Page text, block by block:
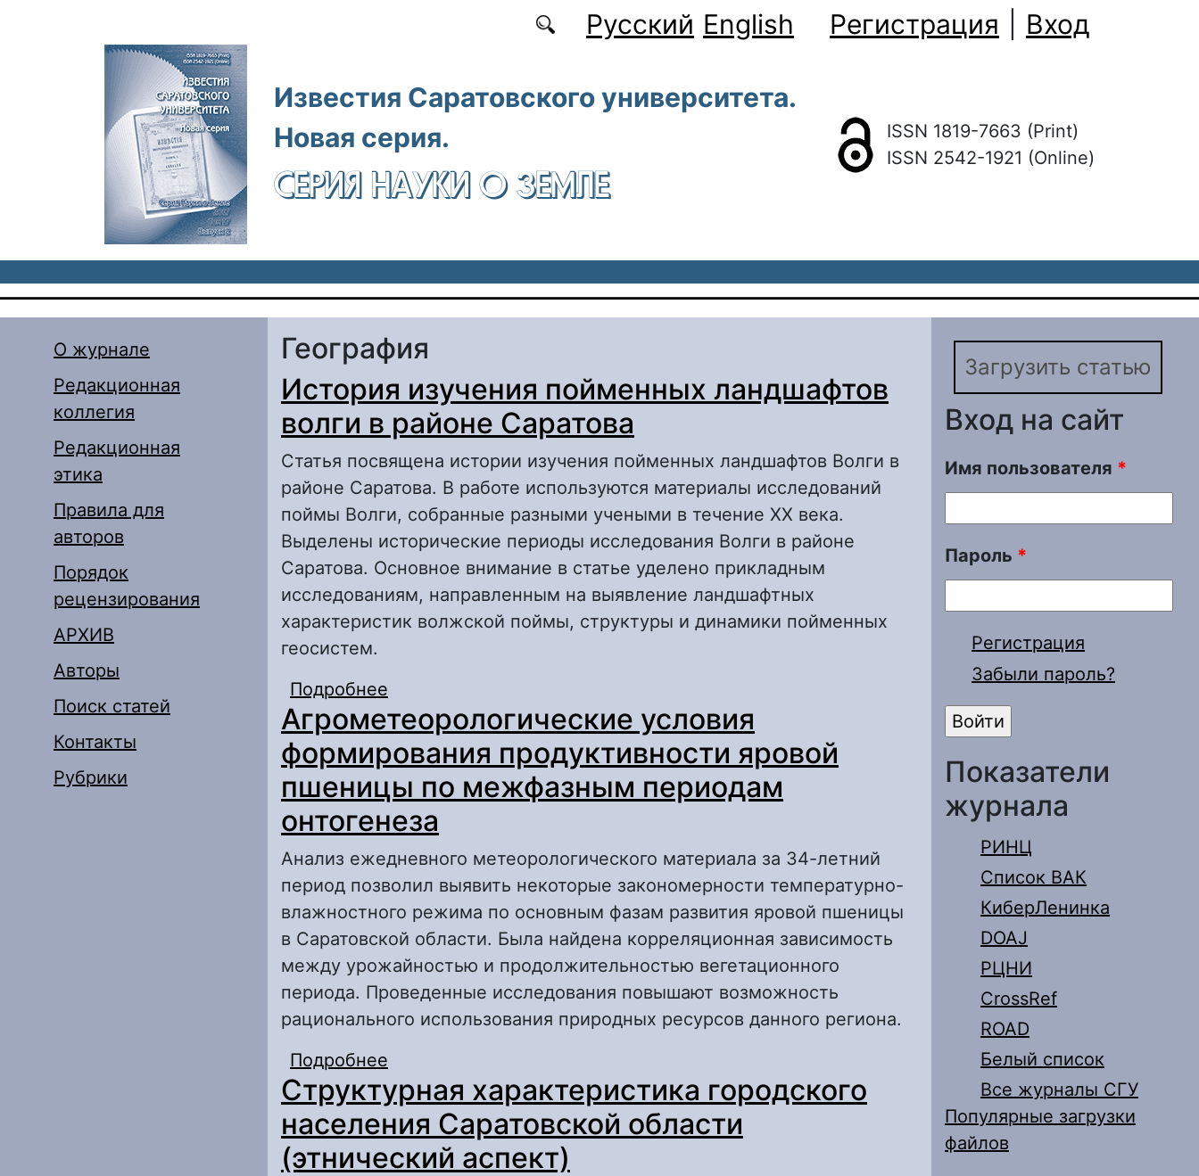
Русский English Регистрация Вход
Известия Саратовского университета.
Новая серия.
СЕРИЯ НАУКИ О ЗЕМЛЕ
ISSN 1819-7663 (Print)
ISSN 2542-1921 (Online)
О журнале
Редакционная
коллегия
Редакционная
этика
Правила для
авторов
Порядок
рецензирования
АРХИВ
Авторы
Поиск статей
Контакты
Рубрики
География
История изучения пойменных ландшафтов
волги в районе Саратова
Статья посвящена истории изучения пойменных ландшафтов Волги в
районе Саратова. В работе используются материалы исследований
поймы Волги, собранные разными учеными в течение ХХ века.
Выделены исторические периоды исследования Волги в районе
Саратова. Основное внимание в статье уделено прикладным
исследованиям, направленным на выявление ландшафтных
характеристик волжской поймы, структуры и динамики пойменных
геосистем.
Подробнее
Саратова
Агрометеорологические условия
формирования продуктивности яровой
пшеницы по межфазным периодам
онтогенеза
Анализ ежедневного метеорологического материала за 34-летний
период позволил выявить некоторые закономерности температурно-
влажностного режима по основным фазам развития яровой пшеницы
в Саратовской области. Была найдена корреляционная зависимость
между урожайностью и продолжительностью вегетационного
периода. Проведенные исследования повышают возможность
рационального использования природных ресурсов данного региона.
Подробнее
продуктивности яровой пшеницы по межфазным периодам
онтогенеза
Структурная характеристика городского
населения Саратовской области
(этнический аспект)
Загрузить статью
Вход на сайт
Имя пользователя *
Пароль *
Регистрация
Забыли пароль?
Показатели
журнала
РИНЦ
Список ВАК
КиберЛенинка
DOAJ
РЦНИ
CrossRef
ROAD
Белый список
Все журналы СГУ
Популярные загрузки
файлов